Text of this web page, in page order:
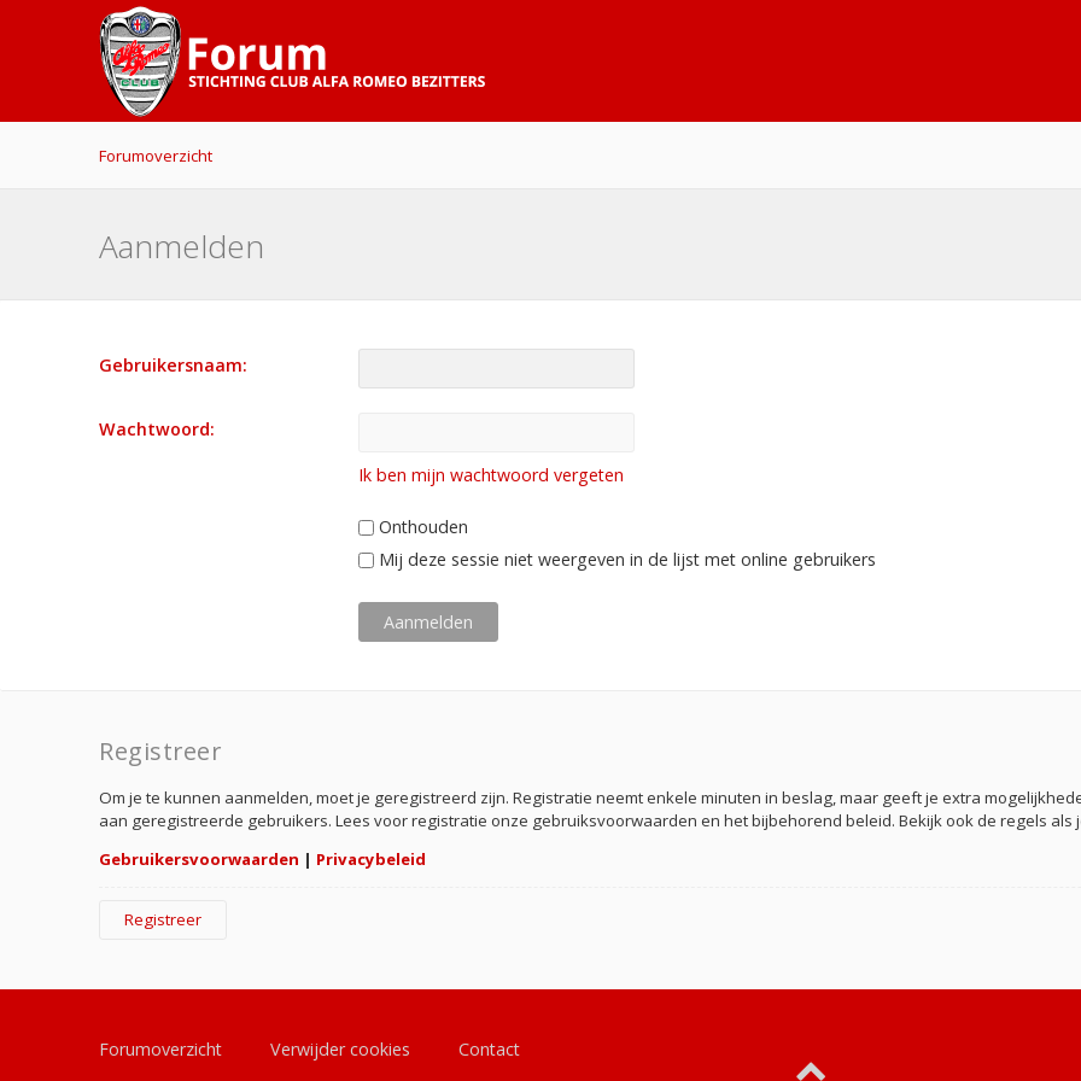
Forumoverzicht
Aanmelden
Gebruikersnaam:
Wachtwoord:
Ik ben mijn wachtwoord vergeten
Onthouden
Mij deze sessie niet weergeven in de lijst met online gebruikers
Registreer
Om je te kunnen aanmelden, moet je geregistreerd zijn. Registratie neemt enkele minuten in beslag, maar geeft je extra
aan geregistreerde gebruikers. Lees voor registratie onze gebruiksvoorwaarden en het bijbehorend beleid. Bekijk ook de regels als
Gebruikersvoorwaarden | Privacybeleid
Registreer
Forumoverzicht Verwijder cookies Contact